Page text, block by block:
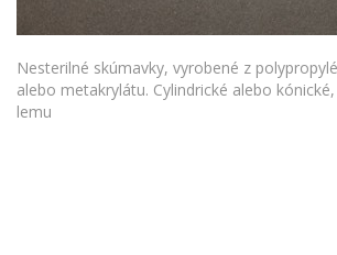
Nesterilné skúmavky, vyrobené z
alebo metakrylátu. Cylindrické alebo
lemu